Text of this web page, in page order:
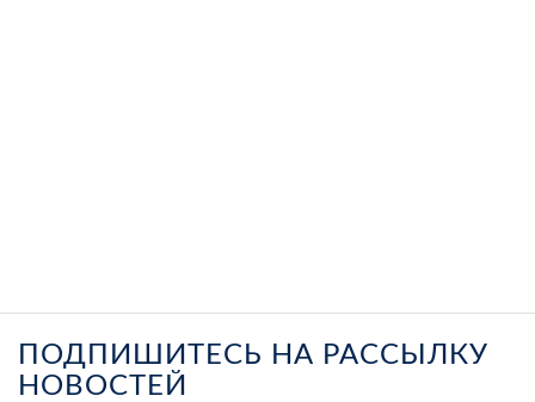
ПОДПИШИТЕСЬ НА РАССЫЛКУ
НОВОСТЕЙ